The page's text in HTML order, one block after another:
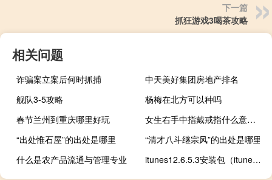
下一篇
抓狂游戏3喝茶攻略
相关问题
诈骗案立案后何时抓捕
中天美好集团房地产排名
舰队3-5攻略
杨梅在北方可以种吗
春节兰州到重庆哪里好玩
女生右手中指戴戒指什么意思女生不用创业
“出处惟石屋”的出处是哪里
“清才八斗继宗风”的出处是哪里
什么是农产品流通与管理专业
itunes12.6.5.3安装包（itunes安装后打不开）